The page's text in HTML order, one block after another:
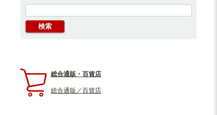
総合通販・百貨店
総合通販／百貨店